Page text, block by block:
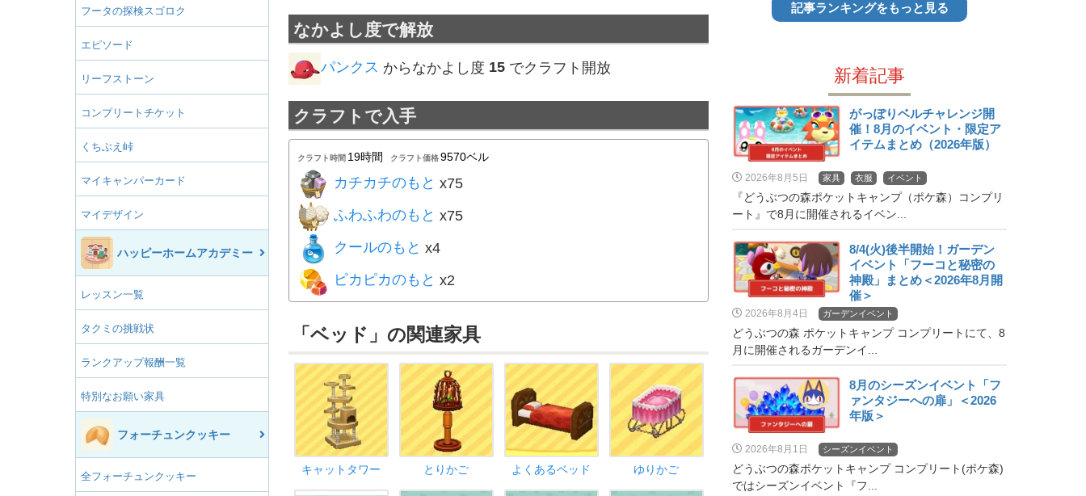
フータの探検スゴロク
エピソード
リーフストーン
コンプリートチケット
くちぶえ峠
マイキャンパーカード
マイデザイン
ハッピーホームアカデミー
レッスン一覧
タクミの挑戦状
ランクアップ報酬一覧
特別なお願い家具
フォーチュンクッキー
全フォーチュンクッキー
なかよし度で解放
パンクス からなかよし度 15 でクラフト開放
クラフトで入手
クラフト時間 19時間 クラフト価格9570ベル
カチカチのもと x75
ふわふわのもと x75
クールのもと x4
ピカピカのもと x2
「ベッド」の関連家具
キャットタワー とりかご よくあるベッド ゆりかご
記事ランキングをもっと見る
新着記事
がっぽりベルチャレンジ開
催！8月のイベント・限定ア
イテムまとめ（2026年版）
2026年8月5日 家具 衣服 イベント
『どうぶつの森ポケットキャンプ（ポケ森）コンプリ
ート』で8月に開催されるイベン...
8/4(火)後半開始！ガーデン
イベント「フーコと秘密の
神殿」まとめ＜2026年8月開
催＞
2026年8月4日 ガーデンイベント
どうぶつの森 ポケットキャンプ コンプリートにて、8
月に開催されるガーデンイ...
8月のシーズンイベント「フ
ァンタジーへの扉」＜2026
年版＞
2026年8月1日 シーズンイベント
どうぶつの森ポケットキャンプ コンプリート(ポケ森)
ではシーズンイベント『フ...